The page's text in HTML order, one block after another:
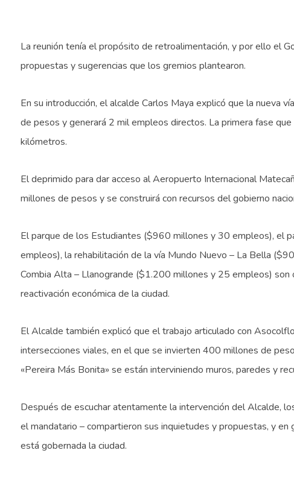
La reunión tenía el propósito de retroalimentación, y por ello el
propuestas y sugerencias que los gremios plantearon.
En su introducción, el alcalde Carlos Maya explicó que la nueva
de pesos y generará 2 mil empleos directos. La primera fase
kilómetros.
El deprimido para dar acceso al Aeropuerto Internacional
millones de pesos y se construirá con recursos del gobierno
El parque de los Estudiantes ($960 millones y 30 empleos), el
empleos), la rehabilitación de la vía Mundo Nuevo – La Bella
Combia Alta – Llanogrande ($1.200 millones y 25 empleos)
reactivación económica de la ciudad.
El Alcalde también explicó que el trabajo articulado con
intersecciones viales, en el que se invierten 400 millones de
«Pereira Más Bonita» se están interviniendo muros, paredes y
Después de escuchar atentamente la intervención del Alcalde,
el mandatario – compartieron sus inquietudes y propuestas, y
está gobernada la ciudad.